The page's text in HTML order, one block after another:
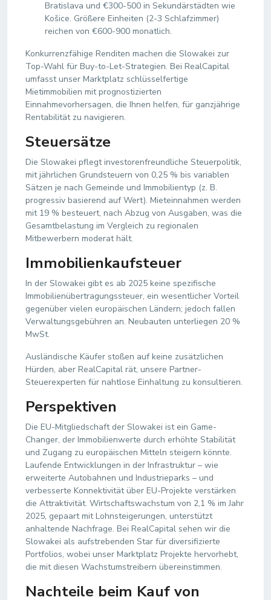
Bratislava und €300-500 in Sekundärstädten wie
Košice. Größere Einheiten (2-3 Schlafzimmer)
reichen von €600-900 monatlich.
Konkurrenzfähige Renditen machen die Slowakei zur
Top-Wahl für Buy-to-Let-Strategien. Bei RealCapital
umfasst unser Marktplatz schlüsselfertige
Mietimmobilien mit prognostizierten
Einnahmevorhersagen, die Ihnen helfen, für ganzjährige
Rentabilität zu navigieren.
Steuersätze
Die Slowakei pflegt investorenfreundliche Steuerpolitik,
mit jährlichen Grundsteuern von 0,25 % bis variablen
Sätzen je nach Gemeinde und Immobilientyp (z. B.
progressiv basierend auf Wert). Mieteinnahmen werden
mit 19 % besteuert, nach Abzug von Ausgaben, was die
Gesamtbelastung im Vergleich zu regionalen
Mitbewerbern moderat hält.
Immobilienkaufsteuer
In der Slowakei gibt es ab 2025 keine spezifische
Immobilienübertragungssteuer, ein wesentlicher Vorteil
gegenüber vielen europäischen Ländern; jedoch fallen
Verwaltungsgebühren an. Neubauten unterliegen 20 %
MwSt.
Ausländische Käufer stoßen auf keine zusätzlichen
Hürden, aber RealCapital rät, unsere Partner-
Steuerexperten für nahtlose Einhaltung zu konsultieren.
Perspektiven
Die EU-Mitgliedschaft der Slowakei ist ein Game-
Changer, der Immobilienwerte durch erhöhte Stabilität
und Zugang zu europäischen Mitteln steigern könnte.
Laufende Entwicklungen in der Infrastruktur – wie
erweiterte Autobahnen und Industrieparks – und
verbesserte Konnektivität über EU-Projekte verstärken
die Attraktivität. Wirtschaftswachstum von 2,1 % im Jahr
2025, gepaart mit Lohnsteigerungen, unterstützt
anhaltende Nachfrage. Bei RealCapital sehen wir die
Slowakei als aufstrebenden Star für diversifizierte
Portfolios, wobei unser Marktplatz Projekte hervorhebt,
die mit diesen Wachstumstreibern übereinstimmen.
Nachteile beim Kauf von